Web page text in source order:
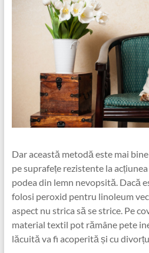
Dar această metodă este mai
pe suprafețe rezistente la
podea din lemn nevopsită. Dacă
folosi peroxid pentru linoleum
aspect nu strica să se strice. Pe
material textil pot rămâne pete
lăcuită va fi acoperită și cu